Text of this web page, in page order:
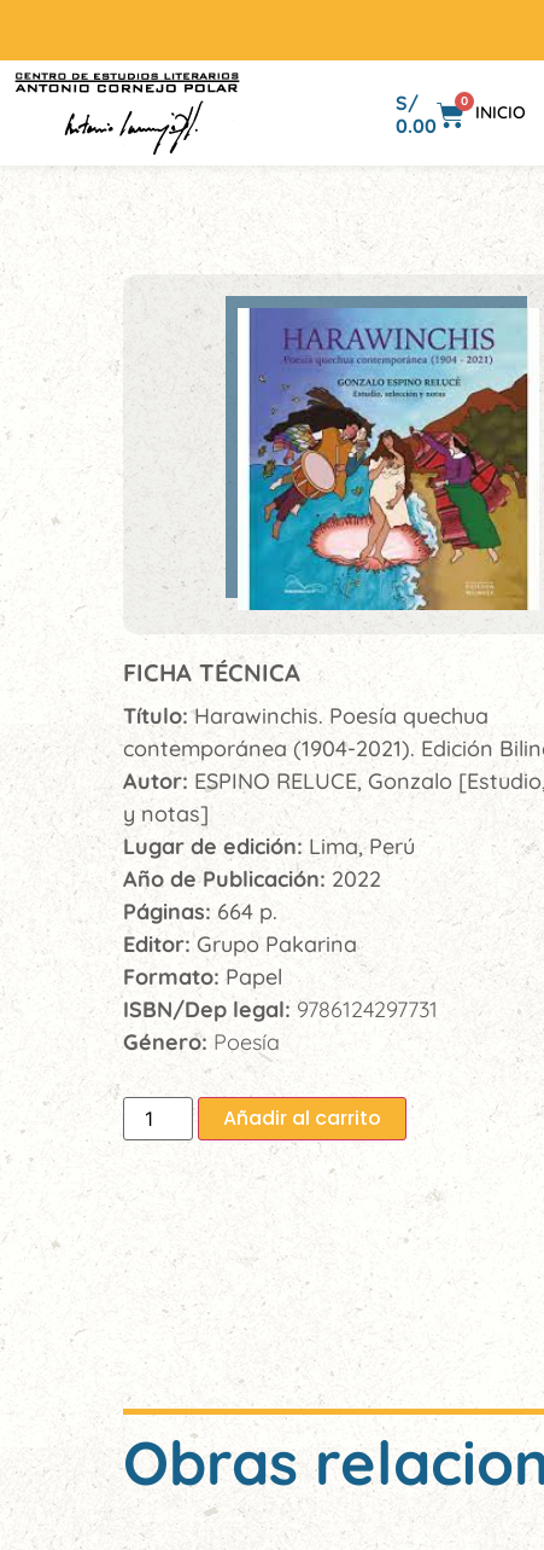
S/
0.00
0
INICIO
FICHA TÉCNICA
Título:Harawinchis. Poesía quechua
contemporánea (1904-2021). Edición
Autor: ESPINO RELUCE, Gonzalo
y notas]
Lugar de edición: Lima, Perú
Año de Publicación: 2022
Páginas: 664 p.
Editor:Grupo Pakarina
Formato:Papel
ISBN/Dep legal: 9786124297731
Género: Poesía
Añadir al carrito
Obras